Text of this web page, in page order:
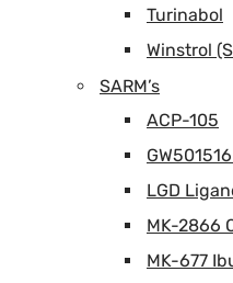
Turinabol
Winstrol
SARM’s
ACP-105
LGD
MK-2866
MK-677